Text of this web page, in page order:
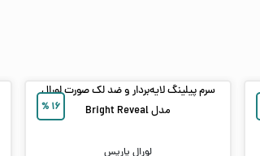
۱۶ %
سرم پیلینگ لایه‌بردار و ضد لک صورت لورال
مدل Bright Reveal
لورال پاریس